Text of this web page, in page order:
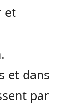
et
et dans
par